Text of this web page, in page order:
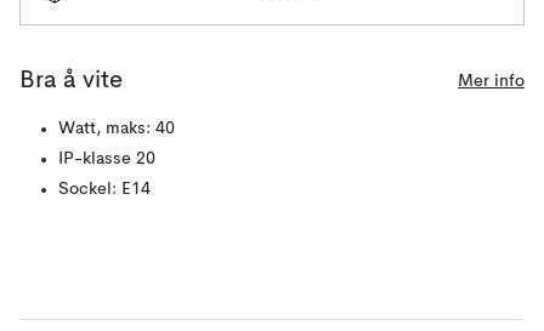
Bra å vite Mer info
Watt, maks: 40
IP-klasse 20
Sockel: E14